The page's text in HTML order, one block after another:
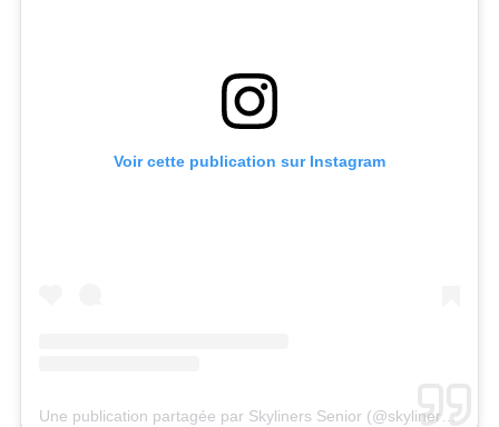
Voir cette publication sur Instagram
Une publication partagée par Skyliners Senior (@skylinerssenior_usa)